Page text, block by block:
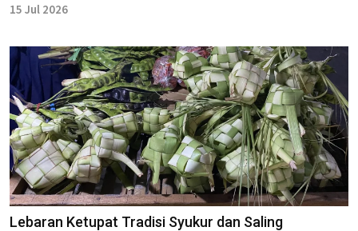
15 Jul 2026
Lebaran Ketupat Tradisi Syukur dan Saling